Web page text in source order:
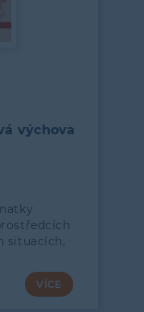
výchova
situacích,
VÍCE